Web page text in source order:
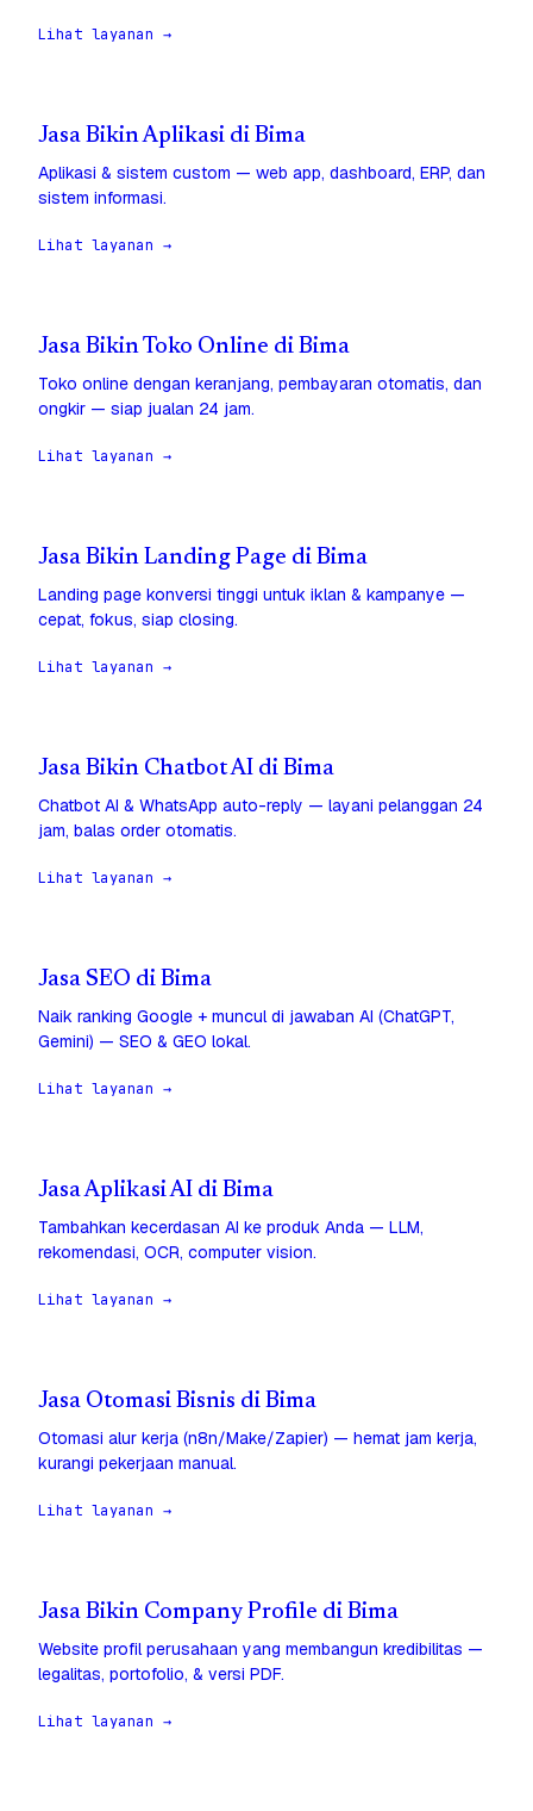
Lihat layanan →
Jasa Bikin Aplikasi di Bima
Aplikasi & sistem custom — web app, dashboard, ERP, dan
sistem informasi.
Lihat layanan →
Jasa Bikin Toko Online di Bima
Toko online dengan keranjang, pembayaran otomatis, dan
ongkir — siap jualan 24 jam.
Lihat layanan →
Jasa Bikin Landing Page di Bima
Landing page konversi tinggi untuk iklan & kampanye —
cepat, fokus, siap closing.
Lihat layanan →
Jasa Bikin Chatbot AI di Bima
Chatbot AI & WhatsApp auto-reply — layani pelanggan 24
jam, balas order otomatis.
Lihat layanan →
Jasa SEO di Bima
Naik ranking Google + muncul di jawaban AI (ChatGPT,
Gemini) — SEO & GEO lokal.
Lihat layanan →
Jasa Aplikasi AI di Bima
Tambahkan kecerdasan AI ke produk Anda — LLM,
rekomendasi, OCR, computer vision.
Lihat layanan →
Jasa Otomasi Bisnis di Bima
Otomasi alur kerja (n8n/Make/Zapier) — hemat jam kerja,
kurangi pekerjaan manual.
Lihat layanan →
Jasa Bikin Company Profile di Bima
Website profil perusahaan yang membangun kredibilitas —
legalitas, portofolio, & versi PDF.
Lihat layanan →